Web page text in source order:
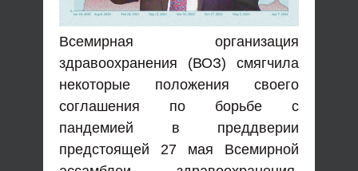
Всемирная организация
здравоохранения (ВОЗ) смягчила
некоторые положения своего
соглашения по борьбе с
пандемией в преддверии
предстоящей 27 мая Всемирной